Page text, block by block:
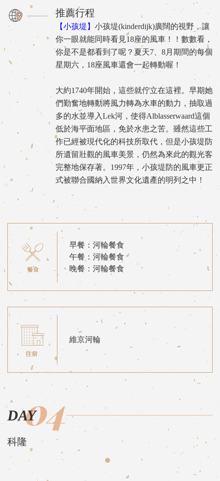
推薦行程
【小孩堤】 小孩堤(kinderdijk)廣闊的視野，讓
你一眼就能同時看見18座的風車！！數數看，
你是不是都看到了呢？夏天7、8月期間的每個
星期六，18座風車還會一起轉動喔！
大約1740年開始，這些就佇立在這裡。早期她
們勤奮地轉動將風力轉為水車的動力，抽取過
多的水並導入Lek河，使得Alblasserwaard這個
低於海平面地區，免於水患之苦。雖然這些工
作已經被現代化的科技所取代，但是小孩堤防
所遺留壯觀的風車美景，仍然為來此的觀光客
完整地保存著。1997年，小孩堤防的風車更正
式被聯合國納入世界文化遺產的明列之中！
早餐：河輪餐食
午餐：河輪餐食
晚餐：河輪餐食
維京河輪
DAY04
科隆